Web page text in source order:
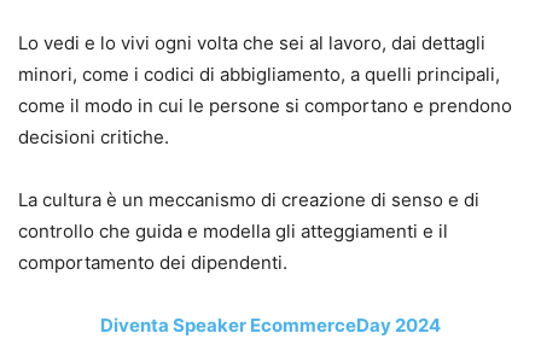
Lo vedi e lo vivi ogni volta che sei al lavoro, dai dettagli
minori, come i codici di abbigliamento, a quelli principali,
come il modo in cui le persone si comportano e prendono
decisioni critiche.
La cultura è un meccanismo di creazione di senso e di
controllo che guida e modella gli atteggiamenti e il
comportamento dei dipendenti.
Diventa Speaker EcommerceDay 2024